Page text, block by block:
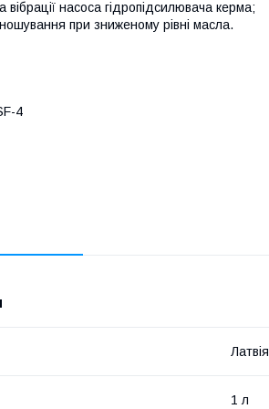
вібрації насоса гідропідсилювача керма;
при зниженому рівні масла.
4
Латвія
1 л